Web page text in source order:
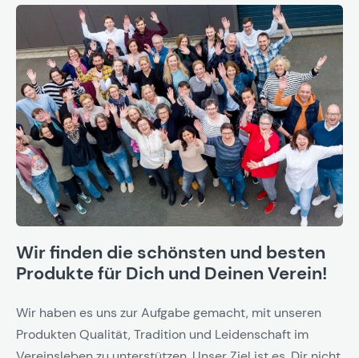
Wir finden die schönsten und besten
Produkte für Dich und Deinen Verein!
Wir haben es uns zur Aufgabe gemacht, mit unseren
Produkten Qualität, Tradition und Leidenschaft im